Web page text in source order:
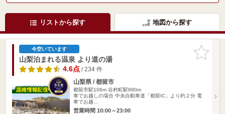
リストから探す 地図から探す
お気に入
りに追加
今空いています
山梨泊まれる温泉 より道の湯
4.6点/ 234 件
山梨県 / 都留市
都留市駅106m 谷村町駅880m
車でお越しの場合 中央自動車道「都留IC」より約２分 電
車でお越…
営業時間 10:00～23:00